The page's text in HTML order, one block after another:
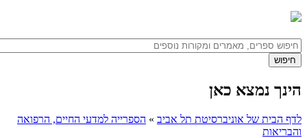
הינך נמצא כאן
לדף הבית של אוניברסיטת תל אביב » הספרייה למדעי החיים, הרפואה
והבריאות